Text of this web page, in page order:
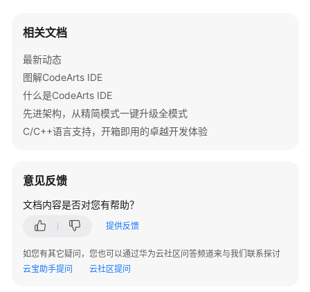
配
置
CodeArts
IDE
发
环
境
置
IDE
快
键
相关文档
最新动态
图解CodeArts IDE
什么是CodeArts IDE
先进架构，从精简模式一键升级全模式
C/C++语言支持，开箱即用的卓越开发体验
意见反馈
文档内容是否对您有帮助？
提供反馈
如您有其它疑问，您也可以通过华为云社区问答频道来与我们联系探讨
云宝助手提问
云社区提问